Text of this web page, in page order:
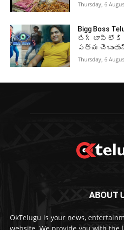
Thursday, 6
Bigg Boss
బిగ్ బాస్ లోకి
సత్య
Thursday, 6
ABOUT
OkTelugu is your news,
website. We provide you with the